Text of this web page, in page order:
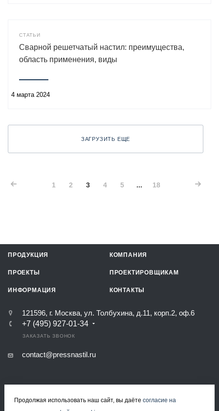
СТАТЬИ
Сварной решетчатый настил: преимущества,
область применения, виды
4 марта 2024
ЗАГРУЗИТЬ ЕЩЕ
1 2 3 4 5 ... 18
ПРОДУКЦИЯ КОМПАНИЯ
ПРОЕКТЫ ПРОЕКТИРОВЩИКАМ
ИНФОРМАЦИЯ КОНТАКТЫ
121596, г. Москва, ул. Толбухина, д.11, корп.2, оф.6
+7 (495) 927-01-34
ЗАКАЗАТЬ ЗВОНОК
contact@pressnastil.ru
Продолжая использовать наш сайт, вы даёте согласие на